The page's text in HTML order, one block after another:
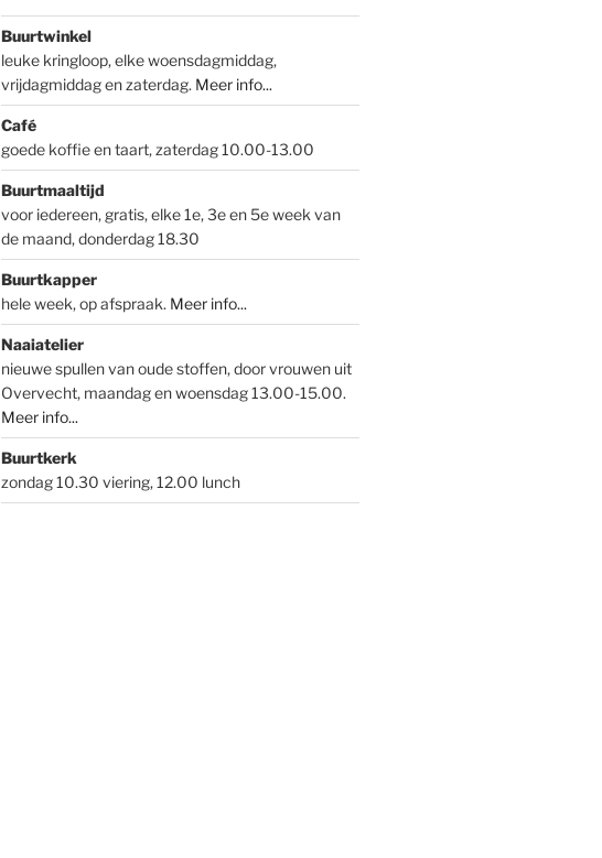
Buurtwinkel
leuke kringloop, elke woensdagmiddag,
vrijdagmiddag en zaterdag. Meer info...
Café
goede koffie en taart, zaterdag 10.00-13.00
Buurtmaaltijd
voor iedereen, gratis, elke 1e, 3e en 5e week van
de maand, donderdag 18.30
Buurtkapper
hele week, op afspraak. Meer info...
Naaiatelier
nieuwe spullen van oude stoffen, door vrouwen uit
Overvecht, maandag en woensdag 13.00-15.00.
Meer info...
Buurtkerk
zondag 10.30 viering, 12.00 lunch